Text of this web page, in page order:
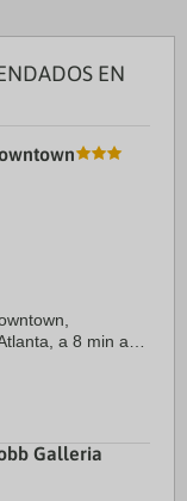
EN
a 8 min a
Galleria